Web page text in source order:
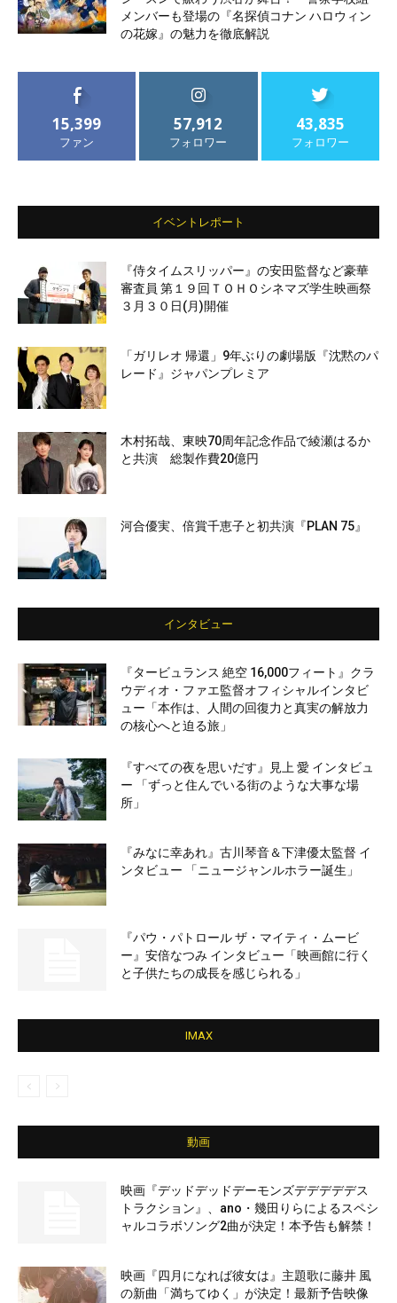
メンバーも登場の『名探偵コナン ハロウィン
の花嫁』の魅力を徹底解説
15,399
ファン
57,912
フォロワー
43,835
フォロワー
イベントレポート
『侍タイムスリッパー』の安田監督など豪華
審査員 第１９回ＴＯＨＯシネマズ学生映画祭
３月３０日(月)開催
「ガリレオ 帰還」9年ぶりの劇場版『沈黙のパ
レード』ジャパンプレミア
木村拓哉、東映70周年記念作品で綾瀬はるか
と共演 総製作費20億円
河合優実、倍賞千恵子と初共演『PLAN 75』
インタビュー
『タービュランス 絶空 16,000フィート』クラ
ウディオ・ファエ監督オフィシャルインタビ
ュー「本作は、人間の回復力と真実の解放力
の核心へと迫る旅」
『すべての夜を思いだす』見上 愛 インタビュ
ー 「ずっと住んでいる街のような大事な場
所」
『みなに幸あれ』古川琴音＆下津優太監督 イ
ンタビュー 「ニュージャンルホラー誕生」
『パウ・パトロール ザ・マイティ・ムービ
ー』安倍なつみ インタビュー「映画館に行く
と子供たちの成長を感じられる」
IMAX
動画
映画『デッドデッドデーモンズデデデデデス
トラクション』、ano・幾田りらによるスペシ
ャルコラボソング2曲が決定！本予告も解禁！
映画『四月になれば彼女は』主題歌に藤井 風
の新曲「満ちてゆく」が決定！最新予告映像